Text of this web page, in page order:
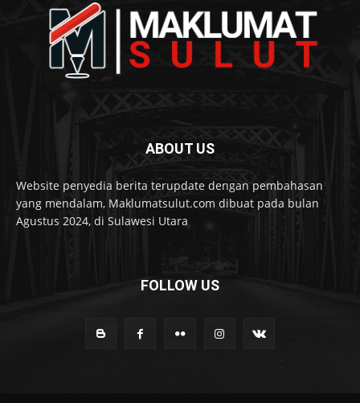
ABOUT US
Website penyedia berita terupdate dengan pembahasan
yang mendalam, Maklumatsulut.com dibuat pada bulan
Agustus 2024, di Sulawesi Utara
FOLLOW US